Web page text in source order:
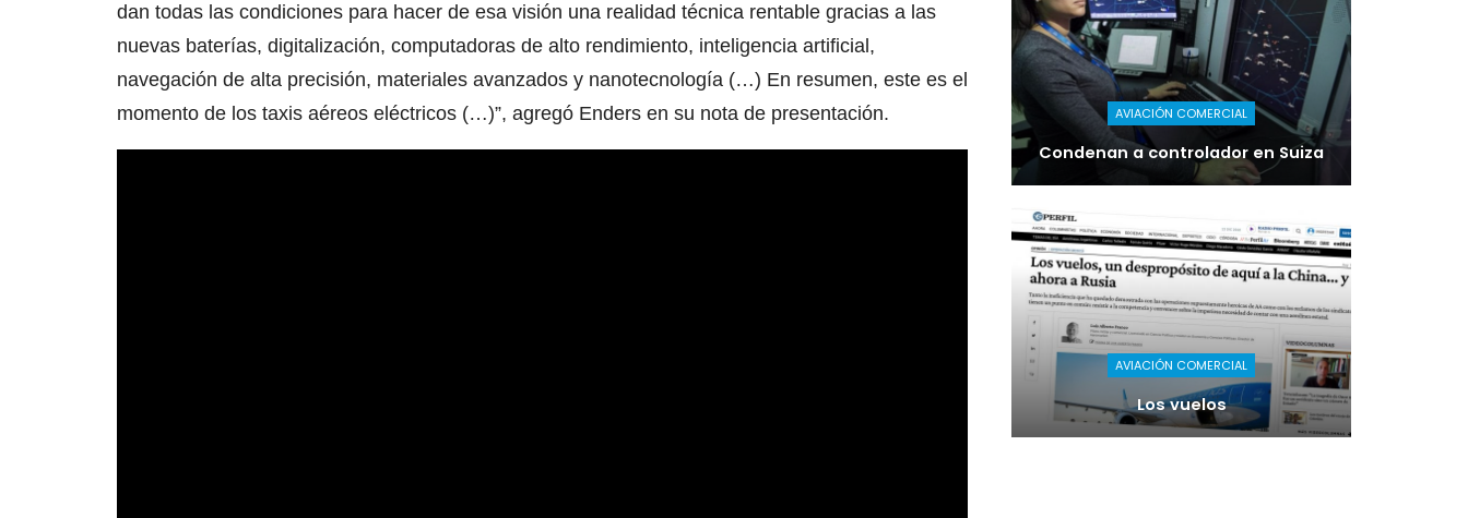
dan todas las condiciones para hacer de esa visión una realidad técnica rentable gracias a las
nuevas baterías, digitalización, computadoras de alto rendimiento, inteligencia artificial,
navegación de alta precisión, materiales avanzados y nanotecnología (…) En resumen, este es el
momento de los taxis aéreos eléctricos (…)”, agregó Enders en su nota de presentación.
AVIACIÓN COMERCIAL
Condenan a controlador en Suiza
AVIACIÓN COMERCIAL
Los vuelos